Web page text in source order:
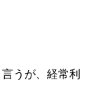
うが、経常利